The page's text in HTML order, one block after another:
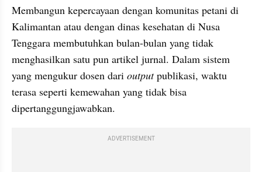
Membangun kepercayaan dengan komunitas petani di
Kalimantan atau dengan dinas kesehatan di Nusa
Tenggara membutuhkan bulan-bulan yang tidak
menghasilkan satu pun artikel jurnal. Dalam sistem
yang mengukur dosen dari output publikasi, waktu
terasa seperti kemewahan yang tidak bisa
dipertanggungjawabkan.
ADVERTISEMENT